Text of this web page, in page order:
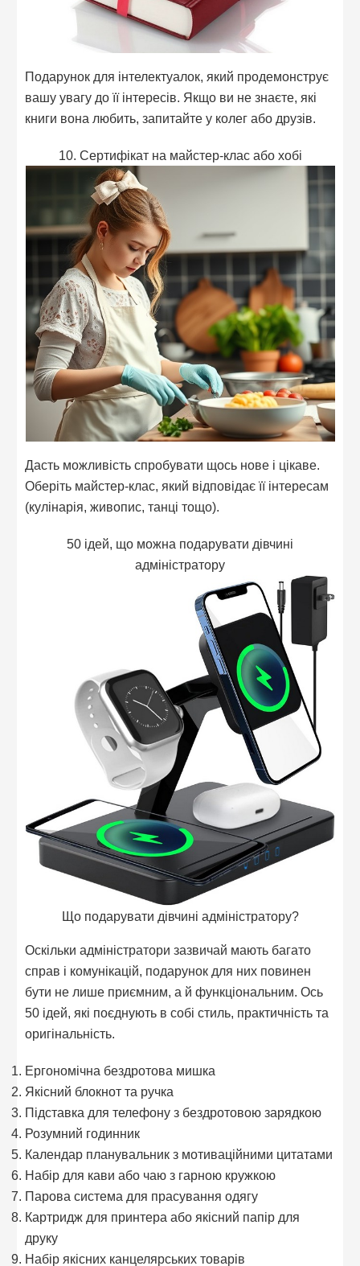
Подарунок для інтелектуалок, який продемонструє
вашу увагу до її інтересів. Якщо ви не знаєте, які
книги вона любить, запитайте у колег або друзів.
10. Сертифікат на майстер-клас або хобі
Дасть можливість спробувати щось нове і цікаве.
Оберіть майстер-клас, який відповідає її інтересам
(кулінарія, живопис, танці тощо).
50 ідей, що можна подарувати дівчині
адміністратору
Що подарувати дівчині адміністратору?
Оскільки адміністратори зазвичай мають багато
справ і комунікацій, подарунок для них повинен
бути не лише приємним, а й функціональним. Ось
50 ідей, які поєднують в собі стиль, практичність та
оригінальність.
Ергономічна бездротова мишка
Якісний блокнот та ручка
Підставка для телефону з бездротовою зарядкою
Розумний годинник
Календар планувальник з мотиваційними цитатами
Набір для кави або чаю з гарною кружкою
Парова система для прасування одягу
Картридж для принтера або якісний папір для
друку
Набір якісних канцелярських товарів